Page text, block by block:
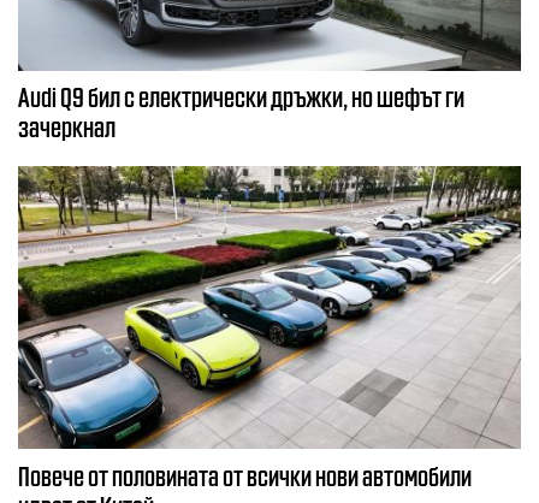
Audi Q9 бил с електрически дръжки, но шефът ги
зачеркнал
Повече от половината от всички нови автомобили